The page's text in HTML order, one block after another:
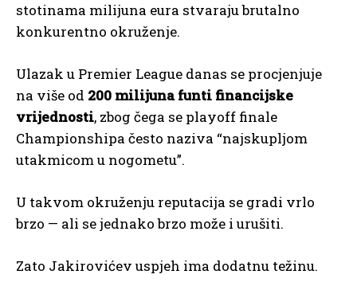
stotinama milijuna eura stvaraju brutalno
konkurentno okruženje.
Ulazak u Premier League danas se procjenjuje
na više od 200 milijuna funti financijske
vrijednosti, zbog čega se playoff finale
Championshipa često naziva “najskupljom
utakmicom u nogometu”.
U takvom okruženju reputacija se gradi vrlo
brzo — ali se jednako brzo može i urušiti.
Zato Jakirovićev uspjeh ima dodatnu težinu.